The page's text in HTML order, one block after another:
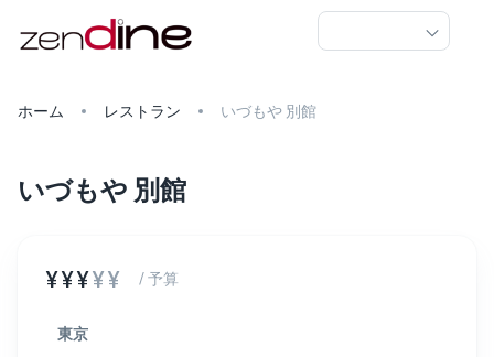
ホーム レストラン いづもや 別館
いづもや 別館
¥¥¥¥¥ / 予算
東京